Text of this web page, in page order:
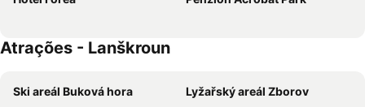
Atrações - Lanškroun
Ski areál Buková hora
Lyžařský areál Zborov